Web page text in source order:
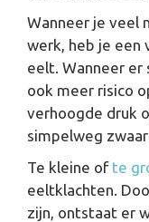
Wanneer je veel
werk, heb je een
eelt. Wanneer er
ook meer risico
verhoogde druk
simpelweg
Te kleine of te
eeltklachten.
zijn, ontstaat er